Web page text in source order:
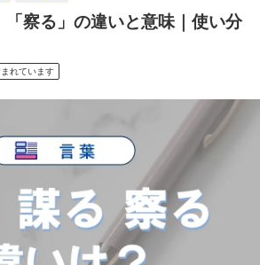
「察る」の違いと意味｜使い分
れています